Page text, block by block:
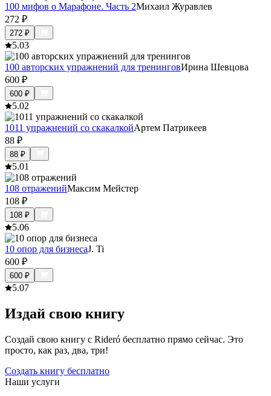
100 мифов о Марафоне. Часть 2Михаил Журавлев
272 ₽
272 ₽
5.03
100 авторских упражнений для тренинговИрина Шевцова
600 ₽
600 ₽
5.02
1011 упражнений со скакалкойАртем Патрикеев
88 ₽
88 ₽
5.01
108 отраженийМаксим Мейстер
108 ₽
108 ₽
5.06
10 опор для бизнесаJ. Ti
600 ₽
600 ₽
5.07
Издай свою книгу
Создай свою книгу с Rideró бесплатно прямо сейчас. Это
просто, как раз, два, три!
Создать книгу бесплатно
Наши услуги